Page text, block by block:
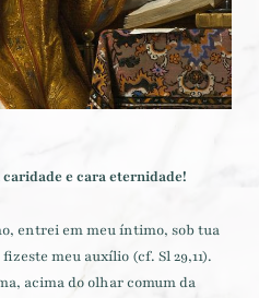
e cara eternidade!
entrei em meu íntimo, sob tua
meu auxílio (cf. Sl 29,11).
acima do olhar comum da